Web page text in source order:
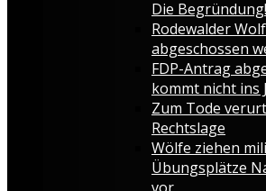
Die Begründung!
Rodewalder
abgeschossen
FDP-Antrag
kommt nicht ins
Zum Tode
Rechtslage
Wölfe ziehen
Übungsplätze